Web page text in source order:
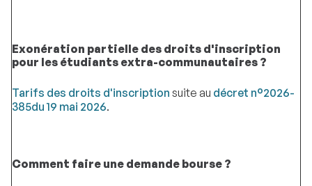
Exonération partielle des droits d'inscription
pour les étudiants extra-communautaires ?
Tarifs des droits d'inscription suite au décret n°2026-
385du 19 mai 2026.
Comment faire une demande bourse ?